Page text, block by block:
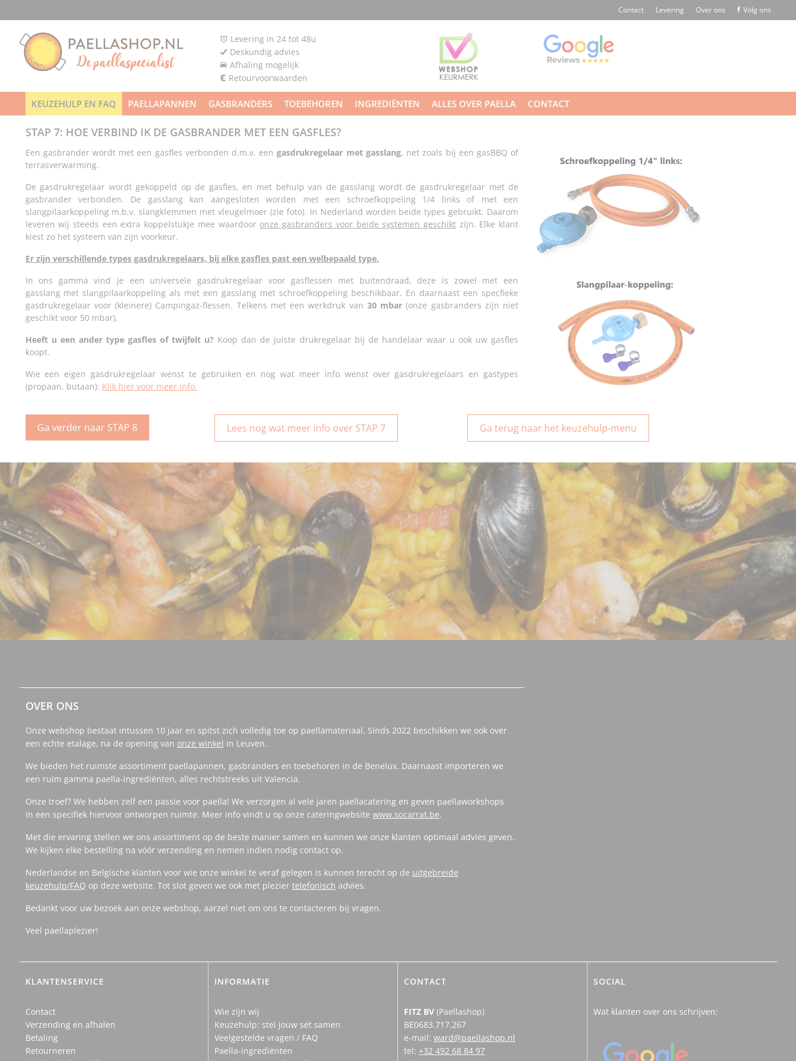
Contact Levering Over ons Volg ons
Levering in 24 tot 48u
Deskundig advies
Afhaling mogelijk
Retourvoorwaarden
KEUZEHULP EN FAQ PAELLAPANNEN GASBRANDERS TOEBEHOREN INGREDIËNTEN ALLES OVER PAELLA CONTACT
STAP 7: HOE VERBIND IK DE GASBRANDER MET EEN GASFLES?
Een gasbrander wordt met een gasfles verbonden d.m.v. eengasdrukregelaar met gasslang, net zoals bij een gasBBQ of
terrasverwarming.
De gasdrukregelaar wordt gekoppeld op de gasfles, en met behulp van de gasslang wordt de gasdrukregelaar met de
gasbrander verbonden. De gasslang kan aangesloten worden met een schroefkoppeling 1/4 links of met een
slangpilaarkoppeling m.b.v. slangklemmen met vleugelmoer (zie foto). In Nederland worden beide types gebruikt. Daarom
leveren wij steeds een extra koppelstukje mee waardoor onze gasbranders voor beide systemen geschiktzijn. Elke klant
kiest zo het systeem van zijn voorkeur.
Er zijn verschillende types gasdrukregelaars, bij elke gasfles past een welbepaald type.
In ons gamma vind je een universele gasdrukregelaar voor gasflessen met buitendraad, deze is zowel met een
gasslang met slangpilaarkoppeling als met een gasslang met schroefkoppeling beschikbaar. En daarnaast een specfieke
gasdrukregelaar voor (kleinere) Campingaz-flessen. Telkens met een werkdruk van 30 mbar (onze gasbranders zijn niet
geschikt voor 50 mbar).
Heeft u een ander type gasfles of twijfelt u? Koop dan de juiste drukregelaar bij de handelaar waar u ook uw gasfles
koopt.
Wie een eigen gasdrukregelaar wenst te gebruiken en nog wat meer info wenst over gasdrukregelaars en gastypes
(propaan, butaan): Klik hier voor meer info.
Ga verder naar STAP 8 Lees nog wat meer info over STAP 7 Ga terug naar het keuzehulp-menu
OVER ONS
Onze webshop bestaat intussen 10 jaar en spitst zich volledig toe op paellamateriaal. Sinds 2022 beschikken we ook over
een echte etalage, na de opening van onze winkel in Leuven.
We bieden het ruimste assortiment paellapannen, gasbranders en toebehoren in de Benelux. Daarnaast importeren we
een ruim gamma paella-ingrediënten, alles rechtstreeks uit Valencia.
Onze troef? We hebben zelf een passie voor paella! We verzorgen al vele jaren paellacatering en geven paellaworkshops
in een specifiek hiervoor ontworpen ruimte. Meer info vindt u op onze cateringwebsite www.socarrat.be.
Met die ervaring stellen we ons assortiment op de beste manier samen en kunnen we onze klanten optimaal advies geven.
We kijken elke bestelling na vóór verzending en nemen indien nodig contact op.
Nederlandse en Belgische klanten voor wie onze winkel te veraf gelegen is kunnen terecht op de uitgebreide
keuzehulp/FAQ op deze website. Tot slot geven we ook met plezier telefonisch advies.
Bedankt voor uw bezoek aan onze webshop, aarzel niet om ons te contacteren bij vragen.
Veel paellaplezier!
KLANTENSERVICE
Contact
Verzending en afhalen
Betaling
Retourneren
INFORMATIE
Wie zijn wij
Keuzehulp: stel jouw set samen
Veelgestelde vragen / FAQ
Paella-ingrediënten
CONTACT
FITZ BV (Paellashop)
BE0683.717.267
e-mail: ward@paellashop.nl
tel: +32 492 68 84 97
SOCIAL
Wat klanten over ons schrijven: